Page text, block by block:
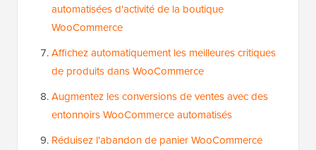
automatisées d'activité de la boutique
WooCommerce
Affichez automatiquement les meilleures critiques
de produits dans WooCommerce
Augmentez les conversions de ventes avec des
entonnoirs WooCommerce automatisés
Réduisez l'abandon de panier WooCommerce